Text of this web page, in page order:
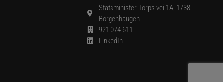
Statsminister Torps vei 1A, 1738
Borgenhaugen
921 074 611
LinkedIn